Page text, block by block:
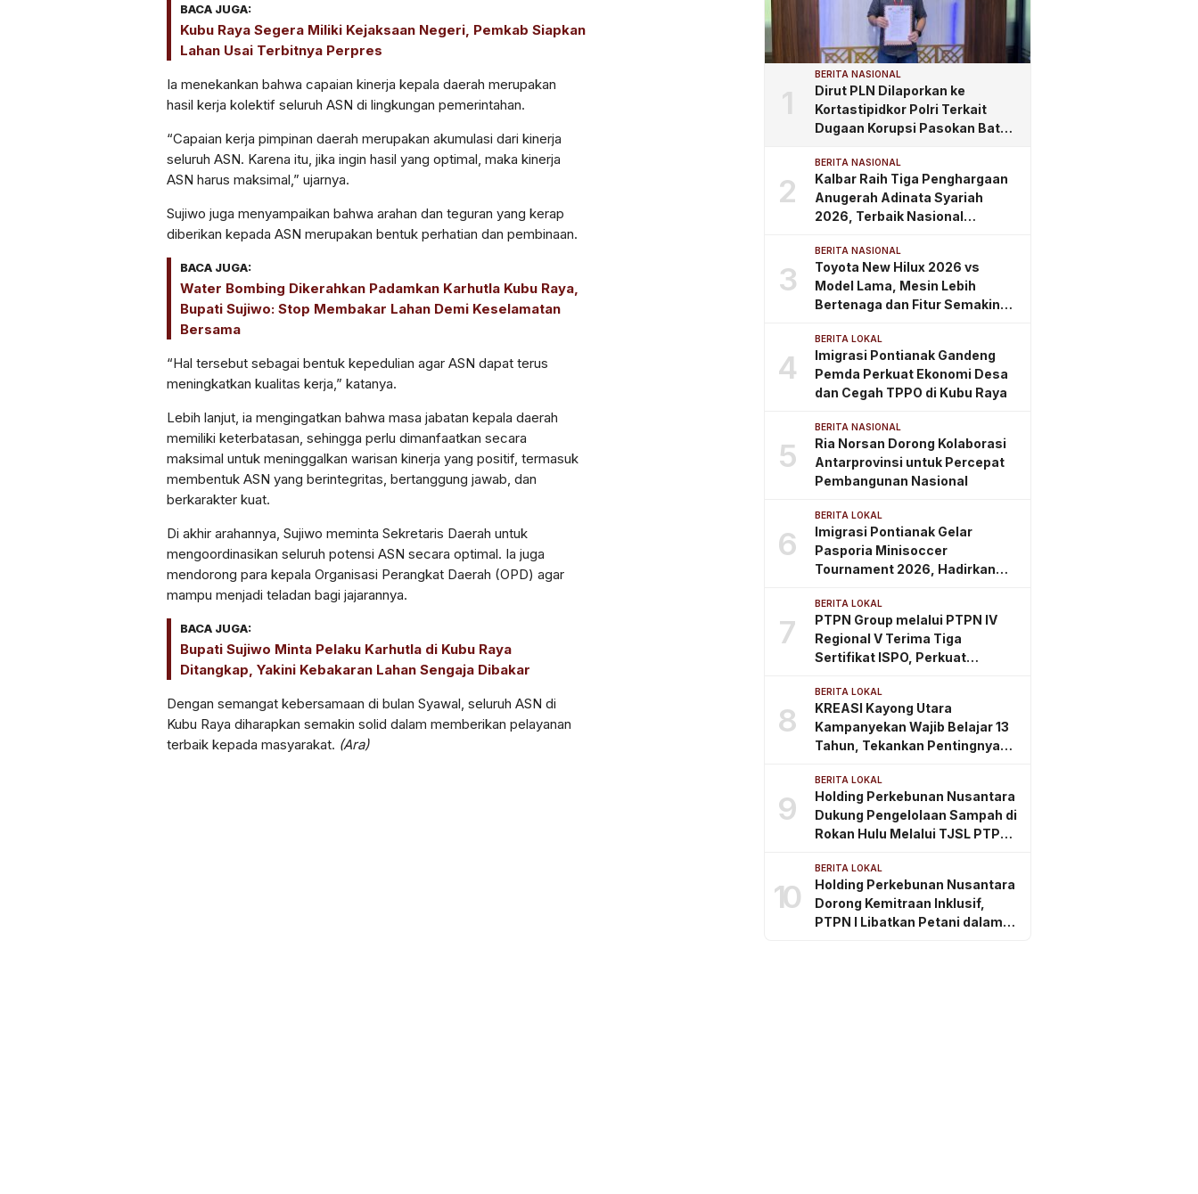
BACA JUGA:
Kubu Raya Segera Miliki Kejaksaan Negeri, Pemkab Siapkan
Lahan Usai Terbitnya Perpres
Ia menekankan bahwa capaian kinerja kepala daerah merupakan
hasil kerja kolektif seluruh ASN di lingkungan pemerintahan.
“Capaian kerja pimpinan daerah merupakan akumulasi dari kinerja
seluruh ASN. Karena itu, jika ingin hasil yang optimal, maka kinerja
ASN harus maksimal,” ujarnya.
Sujiwo juga menyampaikan bahwa arahan dan teguran yang kerap
diberikan kepada ASN merupakan bentuk perhatian dan pembinaan.
BACA JUGA:
Water Bombing Dikerahkan Padamkan Karhutla Kubu Raya,
Bupati Sujiwo: Stop Membakar Lahan Demi Keselamatan
Bersama
“Hal tersebut sebagai bentuk kepedulian agar ASN dapat terus
meningkatkan kualitas kerja,” katanya.
Lebih lanjut, ia mengingatkan bahwa masa jabatan kepala daerah
memiliki keterbatasan, sehingga perlu dimanfaatkan secara
maksimal untuk meninggalkan warisan kinerja yang positif, termasuk
membentuk ASN yang berintegritas, bertanggung jawab, dan
berkarakter kuat.
Di akhir arahannya, Sujiwo meminta Sekretaris Daerah untuk
mengoordinasikan seluruh potensi ASN secara optimal. Ia juga
mendorong para kepala Organisasi Perangkat Daerah (OPD) agar
mampu menjadi teladan bagi jajarannya.
BACA JUGA:
Bupati Sujiwo Minta Pelaku Karhutla di Kubu Raya
Ditangkap, Yakini Kebakaran Lahan Sengaja Dibakar
Dengan semangat kebersamaan di bulan Syawal, seluruh ASN di
Kubu Raya diharapkan semakin solid dalam memberikan pelayanan
terbaik kepada masyarakat. (Ara)
1
BERITA NASIONAL
Dirut PLN Dilaporkan ke
Kortastipidkor Polri Terkait
Dugaan Korupsi Pasokan Batu
2
BERITA NASIONAL
Kalbar Raih Tiga Penghargaan
Anugerah Adinata Syariah
2026, Terbaik Nasional
3
BERITA NASIONAL
Toyota New Hilux 2026 vs
Model Lama, Mesin Lebih
Bertenaga dan Fitur Semakin
4
BERITA LOKAL
Imigrasi Pontianak Gandeng
Pemda Perkuat Ekonomi Desa
dan Cegah TPPO di Kubu Raya
5
BERITA NASIONAL
Ria Norsan Dorong Kolaborasi
Antarprovinsi untuk Percepat
Pembangunan Nasional
6
BERITA LOKAL
Imigrasi Pontianak Gelar
Pasporia Minisoccer
Tournament 2026, Hadirkan
7
BERITA LOKAL
PTPN Group melalui PTPN IV
Regional V Terima Tiga
Sertifikat ISPO, Perkuat
Berkelanjutan di Kalimantan
Timur
8
BERITA LOKAL
KREASI Kayong Utara
Kampanyekan Wajib Belajar 13
Tahun, Tekankan Pentingnya
Dini
9
BERITA LOKAL
Holding Perkebunan Nusantara
Dukung Pengelolaan Sampah di
Rokan Hulu Melalui TJSL PTPN
10
BERITA LOKAL
Holding Perkebunan Nusantara
Dorong Kemitraan Inklusif,
PTPN I Libatkan Petani dalam